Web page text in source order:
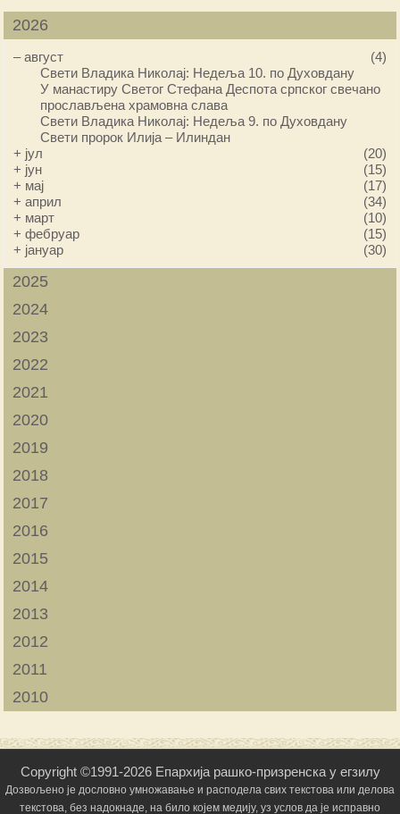
2026
–август
(4)
Свети Владика Николај: Недеља 10. по Духовдану
У манастиру Светог Стефана Деспота српског свечано
прослављена храмовна слава
Свети Владика Николај: Недеља 9. по Духовдану
Свети пророк Илија – Илиндан
+ јул
(20)
+ јун
(15)
+ мај
(17)
+април
(34)
+ март
(10)
+фебруар
(15)
+ јануар (30)
2025
2024
2023
2022
2021
2020
2019
2018
2017
2016
2015
2014
2013
2012
2011
2010
Copyright ©1991-2026 Епархија рашко-призренска у егзилу
Дозвољено је дословно умножавање и расподела свих текстова или делова
текстова, без надокнаде, на било којем медију, уз услов да је исправно